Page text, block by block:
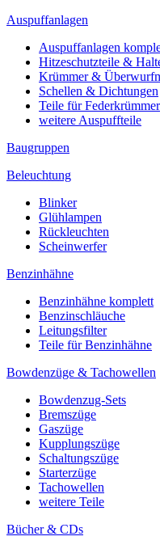
Auspuffanlagen
Auspuffanlagen
Hitzeschutzteile &
Krümmer &
Schellen & Dichtungen
Teile für Federkrümmer
weitere Auspuffteile
Baugruppen
Beleuchtung
Blinker
Glühlampen
Rückleuchten
Scheinwerfer
Benzinhähne
Benzinhähne komplett
Benzinschläuche
Leitungsfilter
Teile für Benzinhähne
Bowdenzüge & Tachowellen
Bowdenzug-Sets
Bremszüge
Gaszüge
Kupplungszüge
Schaltungszüge
Starterzüge
Tachowellen
weitere Teile
Bücher & CDs